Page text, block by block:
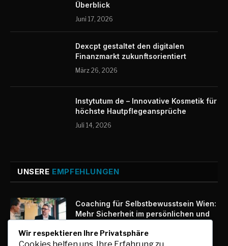
Überblick
Juni 17, 2026
Dexcpt gestaltet den digitalen
Finanzmarkt zukunftsorientiert
März 26, 2026
Instytutum de – Innovative Kosmetik für
höchste Hautpflegeansprüche
Juli 14, 2026
UNSERE EMPFEHLUNGEN
Coaching für Selbstbewusstsein Wien:
Mehr Sicherheit im persönlichen und
August 9, 2026
Wir respektieren Ihre Privatsphäre